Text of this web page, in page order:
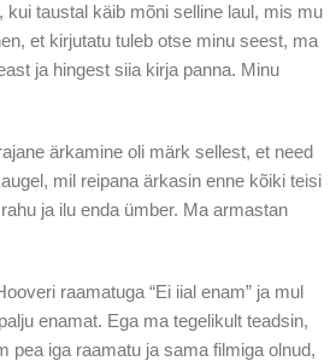
taustal käib mõni selline laul, mis mu
et kirjutatu tuleb otse minu seest, ma
ja hingest siia kirja panna. Minu
ärkamine oli märk sellest, et need
mil reipana ärkasin enne kõiki teisi
ja ilu enda ümber. Ma armastan
raamatuga “Ei iial enam” ja mul
enamat. Ega ma tegelikult teadsin,
pea iga raamatu ja sama filmiga olnud,